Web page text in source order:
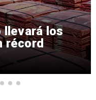
llevará los
récord